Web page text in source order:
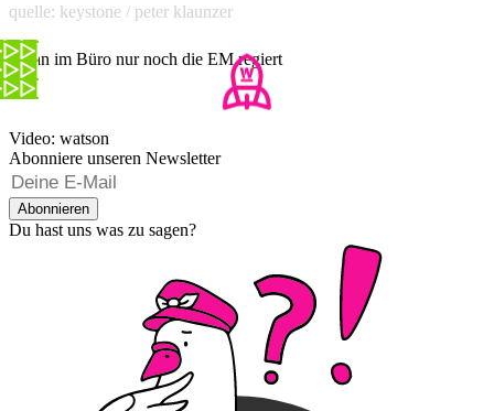
quelle: keystone / peter klaunzer
Wenn im Büro nur noch die EM regiert
Video: watson
Abonniere unseren Newsletter
Abonnieren
Du hast uns was zu sagen?